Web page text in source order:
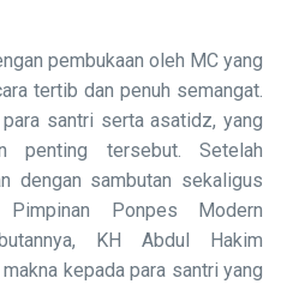
pembukaan oleh MC yang
tertib dan penuh semangat.
santri serta asatidz, yang
penting tersebut. Setelah
dengan sambutan sekaligus
Ponpes Modern
KH Abdul Hakim
kepada para santri yang